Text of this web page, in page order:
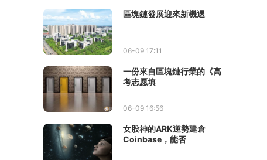
區塊鏈發展迎來新機遇
06-09 17:11
一份來自區塊鏈行業的《高
考志愿填
06-09 16:56
女股神的ARK逆勢建倉
Coinbase，能否